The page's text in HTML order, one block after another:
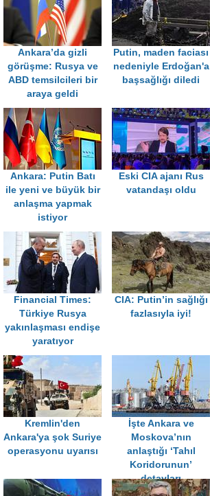
Ankara’da gizli
görüşme: Rusya ve
ABD temsilcileri bir
araya geldi
Putin, maden faciası
nedeniyle Erdoğan'a
başsağlığı diledi
Ankara: Putin Batı
ile yeni ve büyük bir
anlaşma yapmak
istiyor
Eski CIA ajanı Rus
vatandaşı oldu
Financial Times:
Türkiye Rusya
yakınlaşması endişe
yaratıyor
CIA: Putin’in sağlığı
fazlasıyla iyi!
Kremlin'den
Ankara'ya şok Suriye
operasyonu uyarısı
İşte Ankara ve
Moskova’nın
anlaştığı ‘Tahıl
Koridorunun’
detayları